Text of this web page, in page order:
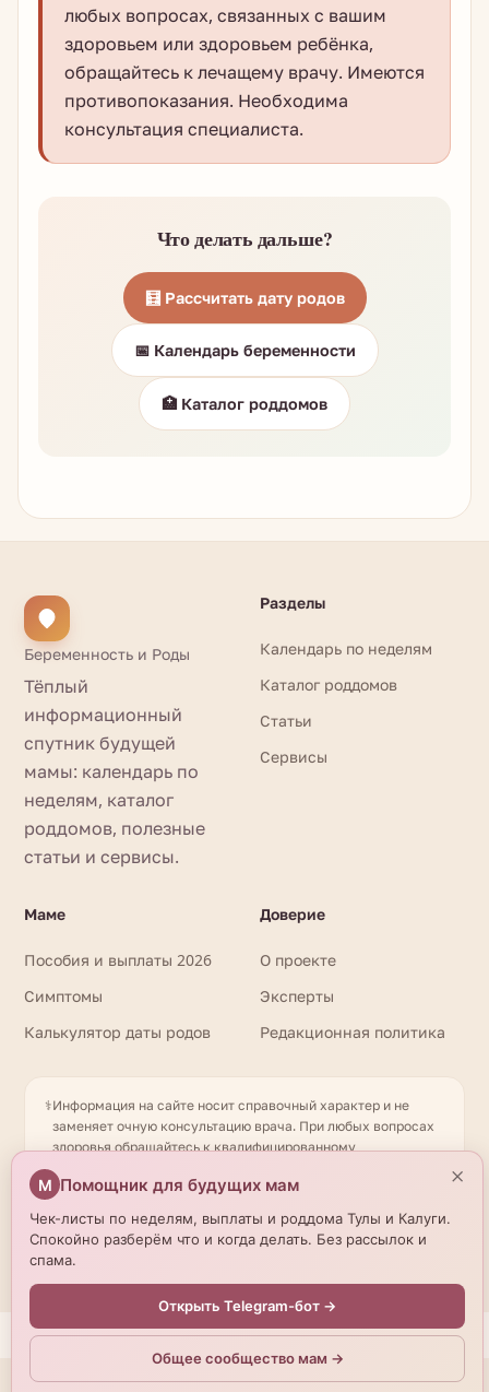
любых вопросах, связанных с вашим
здоровьем или здоровьем ребёнка,
обращайтесь к лечащему врачу. Имеются
противопоказания. Необходима
консультация специалиста.
Что делать дальше?
🧮 Рассчитать дату родов
📅 Календарь беременности
🏥 Каталог роддомов
Беременность и Роды
Тёплый
информационный
спутник будущей
мамы: календарь по
неделям, каталог
роддомов, полезные
статьи и сервисы.
Разделы
Календарь по неделям
Каталог роддомов
Статьи
Сервисы
Маме
Пособия и выплаты 2026
Симптомы
Калькулятор даты родов
Доверие
О проекте
Эксперты
Редакционная политика
⚕️Информация на сайте носит справочный характер и не
заменяет очную консультацию врача. При любых вопросах
здоровья обращайтесь к квалифицированному
специалисту. Имеются противопоказания. Необходима
консультация специалиста. Данные о роддомах получены
из открытых источников и могут отличаться от актуальной
информации — уточняйте по телефону. © 2026
beremennostirody.ru
Мы используем cookies.Подробнее
М Помощник для будущих мам
Чек-листы по неделям, выплаты и роддома Тулы и Калуги.
Спокойно разберём что и когда делать. Без рассылок и
спама.
Открыть Telegram-бот →
Общее сообщество мам →
×